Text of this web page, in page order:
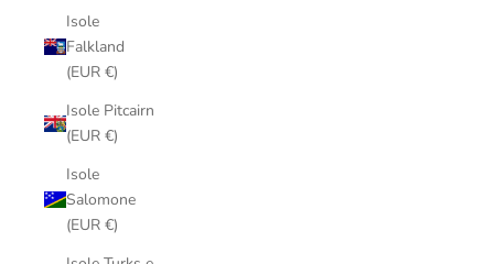
Isole
Falkland
(EUR €)
Isole Pitcairn
(EUR €)
Isole
Salomone
(EUR €)